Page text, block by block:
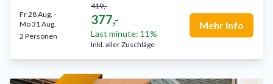
419,-
377,-
Last minute: 11%
Inkl. aller Zuschläge
Fr 28 Aug. -
Mo 31 Aug.
2 Personen
Mehr Info